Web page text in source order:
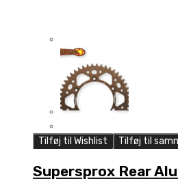
Tilføj til Wishlist Tilføj til
Supersprox Rear